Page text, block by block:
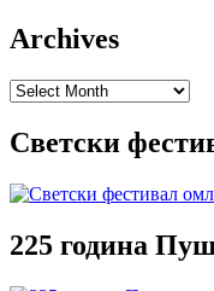
Archives
Archives
Светски
225 година